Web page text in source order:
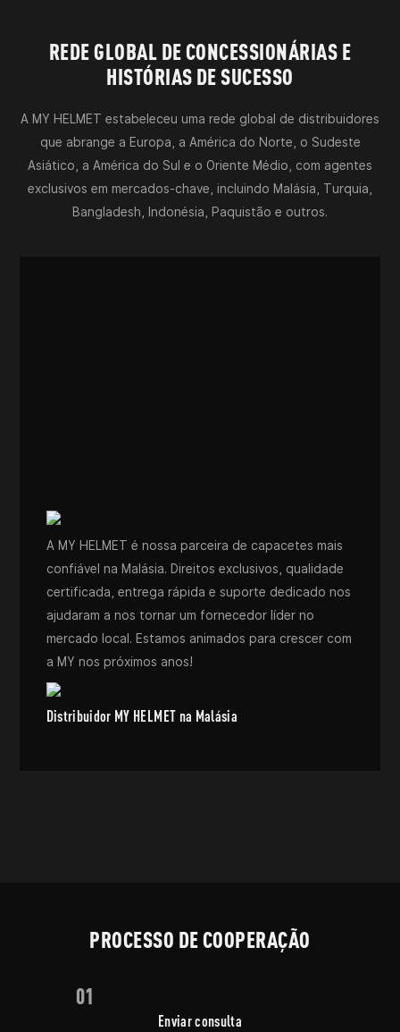
REDE GLOBAL DE CONCESSIONÁRIAS E
HISTÓRIAS DE SUCESSO
A MY HELMET estabeleceu uma rede global de distribuidores
que abrange a Europa, a América do Norte, o Sudeste
Asiático, a América do Sul e o Oriente Médio, com agentes
exclusivos em mercados-chave, incluindo Malásia, Turquia,
Bangladesh, Indonésia, Paquistão e outros.
A MY HELMET é nossa parceira de capacetes mais
confiável na Malásia. Direitos exclusivos, qualidade
certificada, entrega rápida e suporte dedicado nos
ajudaram a nos tornar um fornecedor líder no
mercado local. Estamos animados para crescer com
a MY nos próximos anos!
Distribuidor MY HELMET na Malásia
PROCESSO DE COOPERAÇÃO
01
Enviar consulta